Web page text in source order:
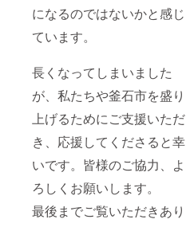
になるのではないかと感じ
ています。
長くなってしまいました
が、私たちや釜石市を盛り
上げるためにご支援いただ
き、応援してくださると幸
いです。皆様のご協力、よ
ろしくお願いします。
最後までご覧いただきあり